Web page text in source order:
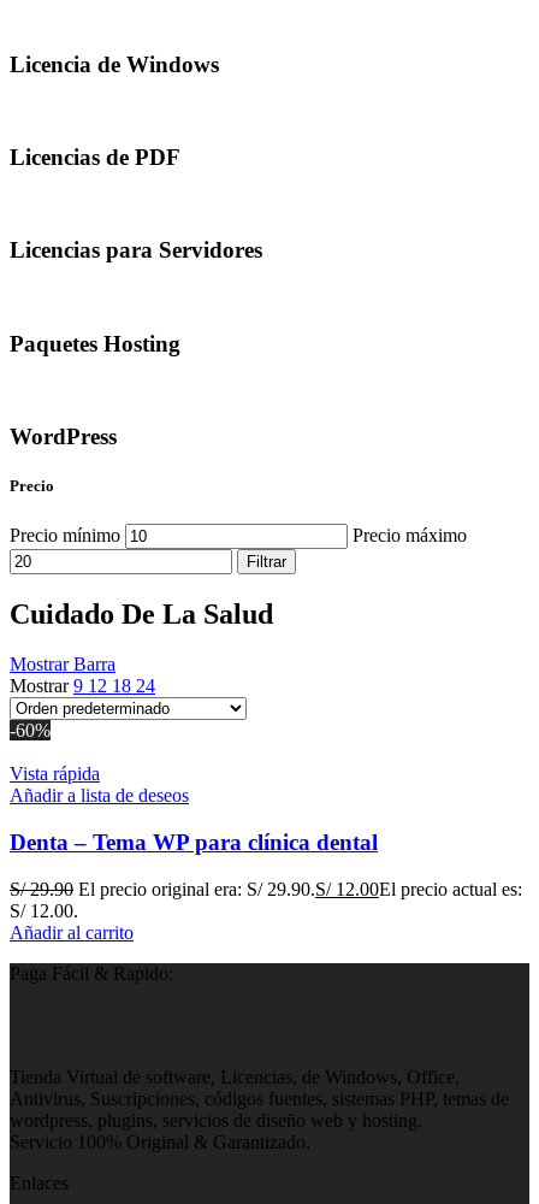
Licencia de Windows
Licencias de PDF
Licencias para Servidores
Paquetes Hosting
WordPress
Precio
Precio mínimo Precio máximo
Filtrar
Cuidado De La Salud
Mostrar Barra
Mostrar9 12 18 24
-60%
Vista rápida
Añadir a lista de deseos
Denta – Tema WP para clínica dental
S/29.90 El precio original era: S/ 29.90.S/12.00El precio actual es:
S/ 12.00.
Añadir al carrito
Paga Fácil & Rapido:
Tienda Virtual de software, Licencias, de Windows, Office,
Antivirus, Suscripciones, códigos fuentes, sistemas PHP, temas de
wordpress, plugins, servicios de diseño web y hosting.
Servicio 100% Original & Garantizado.
Enlaces